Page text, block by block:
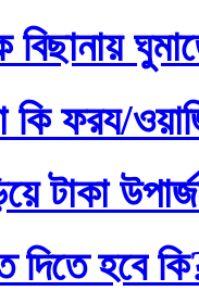
কি ফরয/
টাকা
দিতে হবে